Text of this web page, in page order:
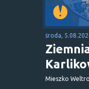
środa,
Mieszko